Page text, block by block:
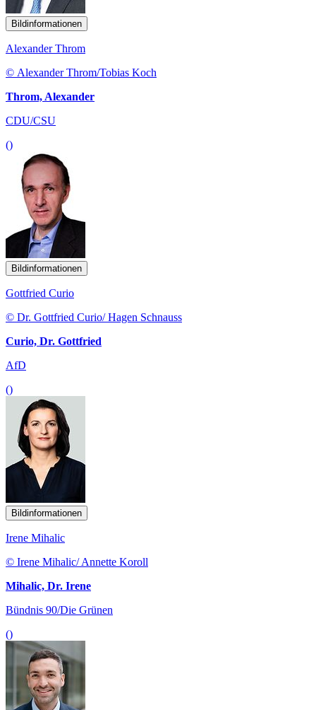
Bildinformationen
Alexander Throm
© Alexander Throm/Tobias Koch
Throm, Alexander
CDU/CSU
()
Bildinformationen
Gottfried Curio
© Dr. Gottfried Curio/ Hagen Schnauss
Curio, Dr. Gottfried
AfD
()
Bildinformationen
Irene Mihalic
© Irene Mihalic/ Annette Koroll
Mihalic, Dr. Irene
Bündnis 90/Die Grünen
()